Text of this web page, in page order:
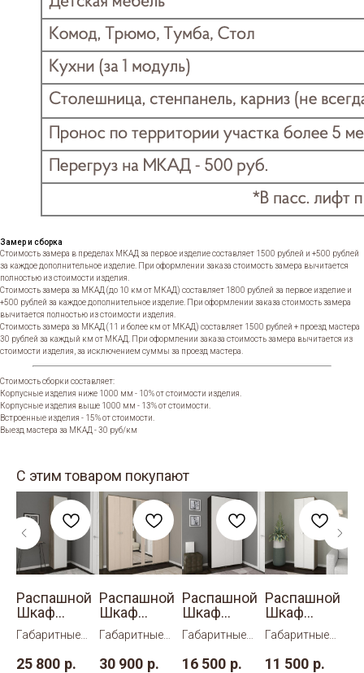
Замер и сборка
Стоимость замера в пределах МКАД за первое изделие составляет 1500 рублей и +500 рублей
за каждое дополнительное изделие. При оформлении заказа стоимость замера вычитается
полностью из стоимости изделия.
Стоимость замера за МКАД (до 10 км от МКАД) составляет 1800 рублей за первое изделие и
+500 рублей за каждое дополнительное изделие. При оформлении заказа стоимость замера
вычитается полностью из стоимости изделия.
Стоимость замера за МКАД (11 и более км от МКАД) составляет 1500 рублей + проезд мастера
30 рублей за каждый км от МКАД. При оформлении заказа стоимость замера вычитается из
стоимости изделия, за исключением суммы за проезд мастера.
Стоимость сборки составляет:
Корпусные изделия ниже 1000 мм - 10% от стоимости изделия.
Корпусные изделия выше 1000 мм - 13% от стоимости.
Встроенные изделия - 15% от стоимости.
Выезд мастера за МКАД - 30 руб/км
С этим товаром покупают
Распашной
Шкаф
Оливия 5
Габаритные
ШхВхГ
25 800 р.
Распашной
Шкаф
Оливия 3
Габаритные
ШхВхГ
30 900 р.
Распашной
Шкаф
Оливия 2
Габаритные
ШхВхГ
16 500 р.
Распашной
Шкаф
Оливия 1
Габаритные
ШхВхГ
11 500 р.